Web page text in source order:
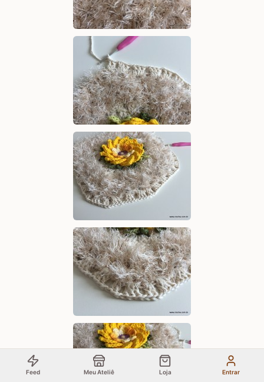
Feed Meu Ateliê Loja Entrar